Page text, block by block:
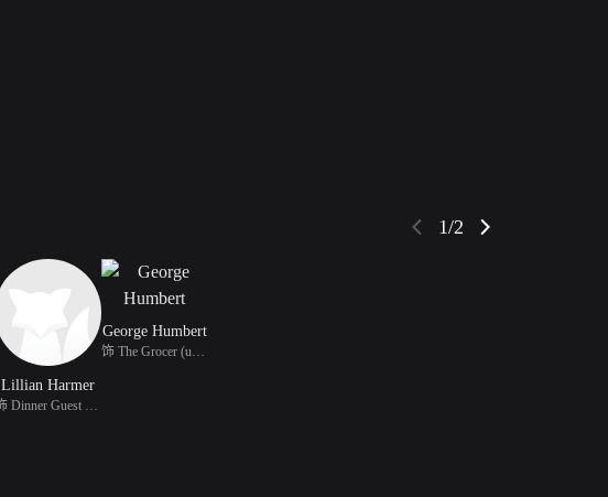
1/2
Lillian Harmer
饰 Dinner Guest (uncred
George Humbert
饰 The Grocer (uncredit